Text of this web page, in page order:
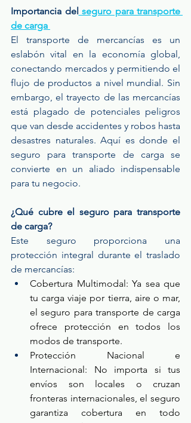
Importancia del seguro para transporte
de carga
El transporte de mercancías es un
eslabón vital en la economía global,
conectando mercados y permitiendo el
flujo de productos a nivel mundial. Sin
embargo, el trayecto de las mercancías
está plagado de potenciales peligros
que van desde accidentes y robos hasta
desastres naturales. Aquí es donde el
seguro para transporte de carga se
convierte en un aliado indispensable
para tu negocio.
¿Qué cubre el seguro para transporte
de carga?
Este seguro proporciona una
protección integral durante el traslado
de mercancías:
Cobertura Multimodal: Ya sea que
tu carga viaje por tierra, aire o mar,
el seguro para transporte de carga
ofrece protección en todos los
modos de transporte.
Protección Nacional e
Internacional: No importa si tus
envíos son locales o cruzan
fronteras internacionales, el seguro
garantiza cobertura en todo